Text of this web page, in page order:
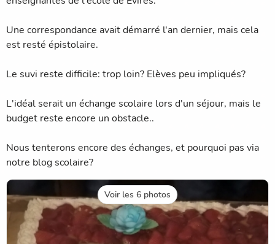
Une correspondance avait démarré l'an dernier, mais cela
est resté épistolaire.
Le suvi reste difficile: trop loin? Elèves peu impliqués?
L'idéal serait un échange scolaire lors d'un séjour, mais le
budget reste encore un obstacle..
Nous tenterons encore des échanges, et pourquoi pas via
notre blog scolaire?
Voir les 6 photos